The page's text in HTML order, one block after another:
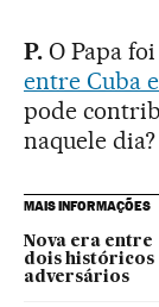
P.O Papa foi
entre Cuba
pode
naquele dia?
MAIS INFORMAÇÕES
Nova era entre
dois históricos
adversários